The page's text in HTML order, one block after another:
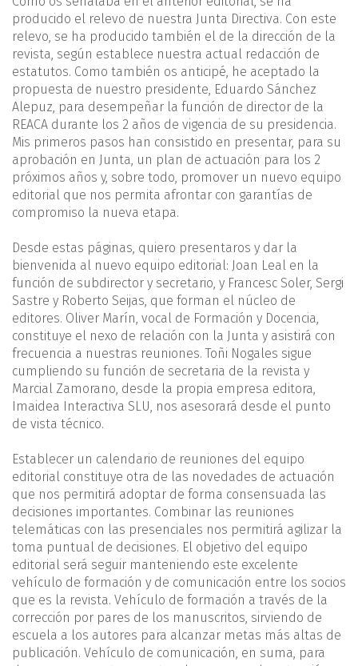
producido el relevo de nuestra Junta Directiva. Con este
relevo, se ha producido también el de la dirección de la
revista, según establece nuestra actual redacción de
estatutos. Como también os anticipé, he aceptado la
propuesta de nuestro presidente, Eduardo Sánchez
Alepuz, para desempeñar la función de director de la
REACA durante los 2 años de vigencia de su presidencia.
Mis primeros pasos han consistido en presentar, para su
aprobación en Junta, un plan de actuación para los 2
próximos años y, sobre todo, promover un nuevo equipo
editorial que nos permita afrontar con garantías de
compromiso la nueva etapa.
Desde estas páginas, quiero presentaros y dar la
bienvenida al nuevo equipo editorial: Joan Leal en la
función de subdirector y secretario, y Francesc Soler, Sergi
Sastre y Roberto Seijas, que forman el núcleo de
editores. Oliver Marín, vocal de Formación y Docencia,
constituye el nexo de relación con la Junta y asistirá con
frecuencia a nuestras reuniones. Toñi Nogales sigue
cumpliendo su función de secretaria de la revista y
Marcial Zamorano, desde la propia empresa editora,
Imaidea Interactiva SLU, nos asesorará desde el punto
de vista técnico.
Establecer un calendario de reuniones del equipo
editorial constituye otra de las novedades de actuación
que nos permitirá adoptar de forma consensuada las
decisiones importantes. Combinar las reuniones
telemáticas con las presenciales nos permitirá agilizar la
toma puntual de decisiones. El objetivo del equipo
editorial será seguir manteniendo este excelente
vehículo de formación y de comunicación entre los socios
que es la revista. Vehículo de formación a través de la
corrección por pares de los manuscritos, sirviendo de
escuela a los autores para alcanzar metas más altas de
publicación. Vehículo de comunicación, en suma, para